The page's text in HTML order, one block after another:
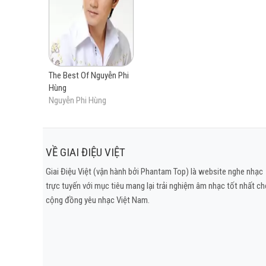
Mưa Tuyệt Vọng
Nhớ Gấp Ngàn Lần Hơn
Người Đàn Ông Đang Yêu
Không Sao Quên Được
Niềm Tin
Chỉ Còn Nước Mắt
Tình Yêu Sâu Kín
The Best Of Nguyễn Phi
Hùng
Nguyễn Phi Hùng
VỀ GIAI ĐIỆU VIỆT
Giai Điệu Việt (vận hành bởi Phantam Top) là website nghe nhạc
trực tuyến với mục tiêu mang lại trải nghiệm âm nhạc tốt nhất
cộng đồng yêu nhạc Việt Nam.